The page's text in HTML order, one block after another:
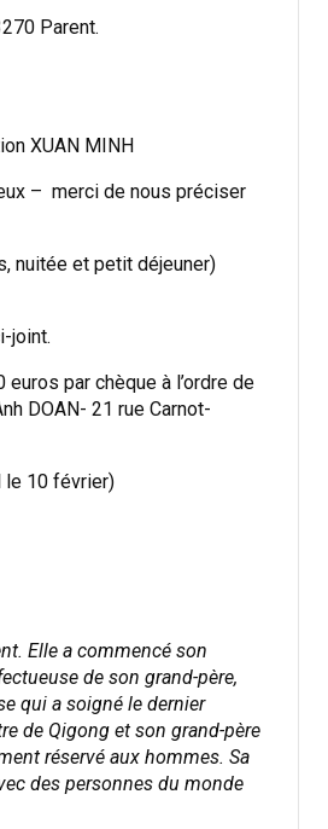
Parent.
XUAN MINH
– merci de nous préciser
nuitée et petit déjeuner)
joint.
par chèque à l’ordre de
DOAN- 21 rue Carnot-
le 10 février)
Elle a commencé son
de son grand-père,
qui a soigné le dernier
de Qigong et son grand-père
réservé aux hommes. Sa
des personnes du monde